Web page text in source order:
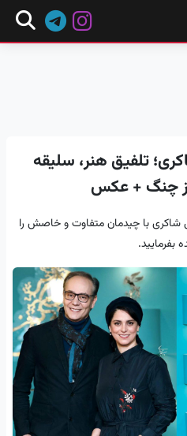
تلفیق هنر، سلیقه
چنگ + عکس
شاکری با چیدمان متفاوت و خاصش را
بفرمایید.